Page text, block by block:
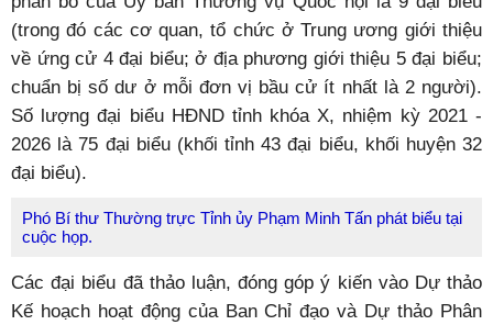
(trong đó các cơ quan, tổ chức ở Trung ương giới thiệu
về ứng cử 4 đại biểu; ở địa phương giới thiệu 5 đại biểu;
chuẩn bị số dư ở mỗi đơn vị bầu cử ít nhất là 2 người).
Số lượng đại biểu HĐND tỉnh khóa X, nhiệm kỳ 2021 -
2026 là 75 đại biểu (khối tỉnh 43 đại biểu, khối huyện 32
đại biểu).
Phó Bí thư Thường trực Tỉnh ủy Phạm Minh Tấn phát biểu tại
cuộc họp.
Các đại biểu đã thảo luận, đóng góp ý kiến vào Dự thảo
Kế hoạch hoạt động của Ban Chỉ đạo và Dự thảo Phân